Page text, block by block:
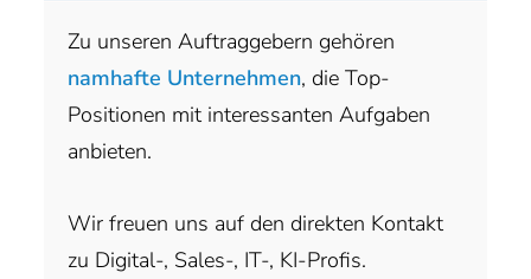
Zu unseren Auftraggebern gehören
namhafte Unternehmen, die Top-
Positionen mit interessanten Aufgaben
anbieten.
Wir freuen uns auf den direkten Kontakt
zu Digital-, Sales-, IT-, KI-Profis.